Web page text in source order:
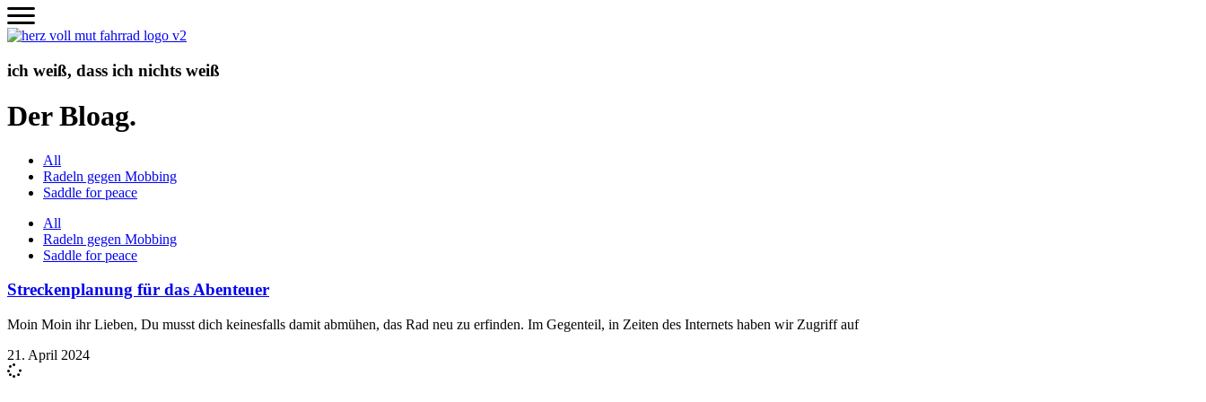
Zum
Inhalt
wechseln
ich weiß, dass ich nichts weiß
Der Bloag.
All
Radeln gegen Mobbing
Saddle for peace
All
Radeln gegen Mobbing
Saddle for peace
Streckenplanung für das Abenteuer
Moin Moin ihr Lieben, Du musst dich keinesfalls damit abmühen, das Rad neu zu erfinden. Im Gegenteil, in Zeiten des Internets haben wir Zugriff auf
21. April 2024